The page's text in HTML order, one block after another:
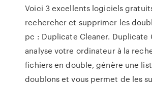
Voici 3 excellents logiciels
rechercher et supprimer les
pc : Duplicate Cleaner. Duplicate
analyse votre ordinateur à la
fichiers en double, génère une
doublons et vous permet de les